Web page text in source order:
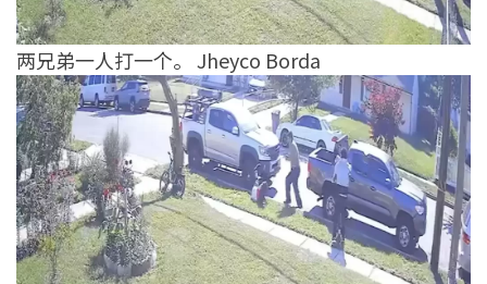
两兄弟一人打一个。 Jheyco Borda